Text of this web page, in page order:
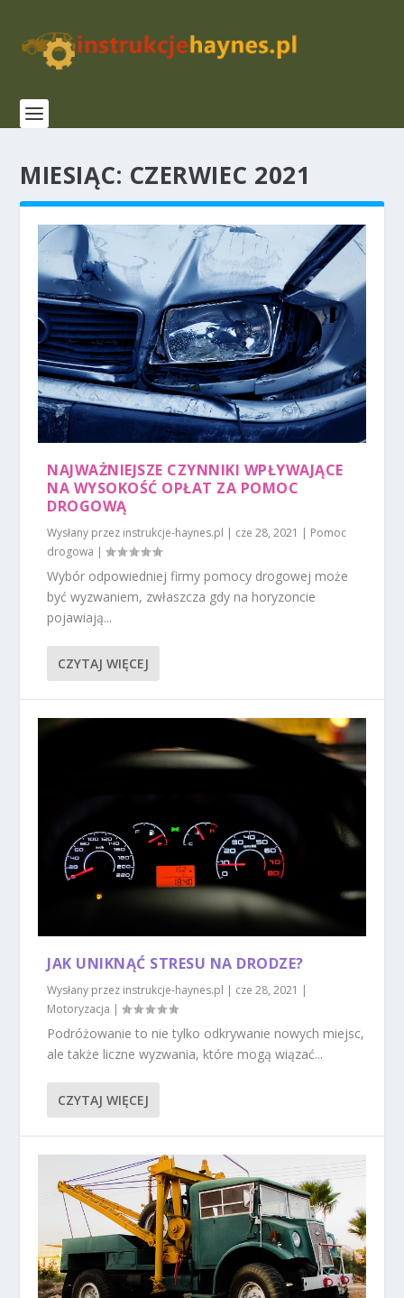
MIESIĄC: CZERWIEC 2021
NAJWAŻNIEJSZE CZYNNIKI WPŁYWAJĄCE
NA WYSOKOŚĆ OPŁAT ZA POMOC
DROGOWĄ
Wysłany przez instrukcje-haynes.pl | cze 28, 2021 | Pomoc
drogowa |
Wybór odpowiedniej firmy pomocy drogowej może
być wyzwaniem, zwłaszcza gdy na horyzoncie
pojawiają...
CZYTAJ WIĘCEJ
JAK UNIKNĄĆ STRESU NA DRODZE?
Wysłany przez instrukcje-haynes.pl | cze 28, 2021 |
Motoryzacja |
Podróżowanie to nie tylko odkrywanie nowych miejsc,
ale także liczne wyzwania, które mogą wiązać...
CZYTAJ WIĘCEJ